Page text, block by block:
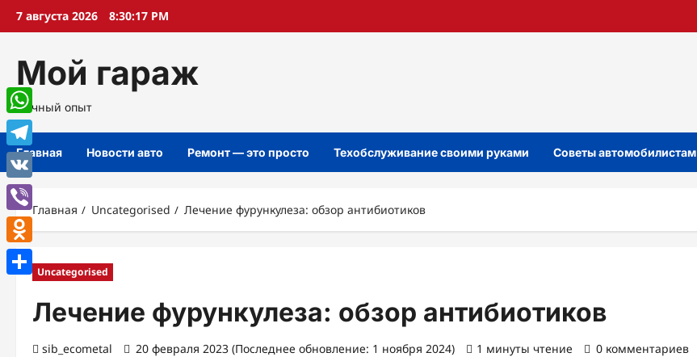
Перейти
7 августа 2026 8:30:18 PM
Мой гараж
Личный опыт
Главная Новости авто Ремонт — это просто Техобслуживание своими руками Советы автомобилистам
Главная Uncategorised Лечение фурункулеза: обзор антибиотиков
Uncategorised
Лечение фурункулеза: обзор антибиотиков
sib_ecometal 20 февраля 2023 (Последнее обновление: 1 ноября 2024) 1 минуты чтение 0 комментариев
WhatsApp
Telegram
VK
Viber
Odnoklassniki